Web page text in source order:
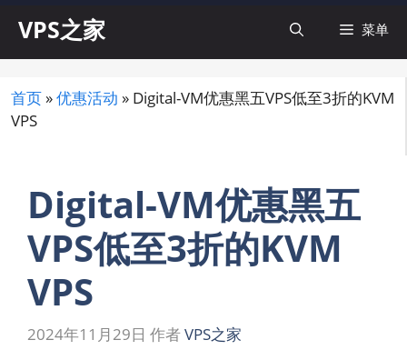
内
VPS之家 菜单
首页 »优惠活动 » Digital-VM优惠黑五VPS低至3折的KVM
VPS
Digital-VM优惠黑五
VPS低至3折的KVM
VPS
2024年11月29日 作者VPS之家